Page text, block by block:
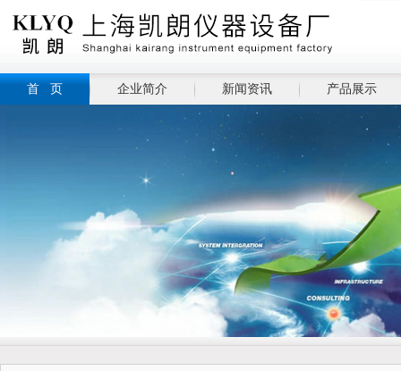
首 页 企业简介 新闻资讯 产品展示